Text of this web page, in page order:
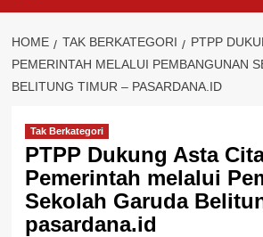
HOME TAK BERKATEGORI
PTPP
PEMERINTAH MELALUI PEMBANGUNAN
BELITUNG TIMUR – PASARDANA.ID
Tak Berkategori
PTPP Dukung Asta
Pemerintah melalui
Sekolah Garuda
pasardana.id